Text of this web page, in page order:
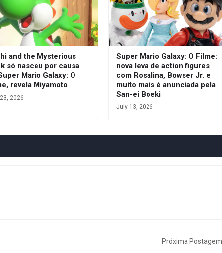
and the Mysterious
só nasceu por causa
Mario Galaxy: O
revela Miyamoto
2026
Super Mario Galaxy: O Filme:
nova leva de action figures
com Rosalina, Bowser Jr. e
muito mais é anunciada pela
San-ei Boeki
July 13, 2026
Próxima Postagem